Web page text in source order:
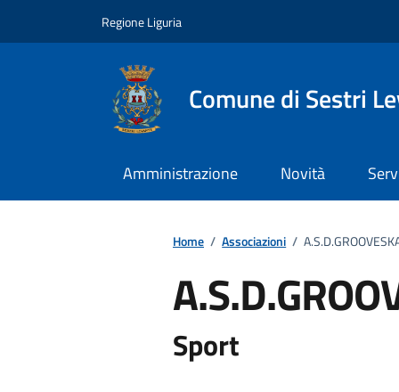
Regione Liguria
Comune di Sestri
Amministrazione Novità
Home / Associazioni /
Sport